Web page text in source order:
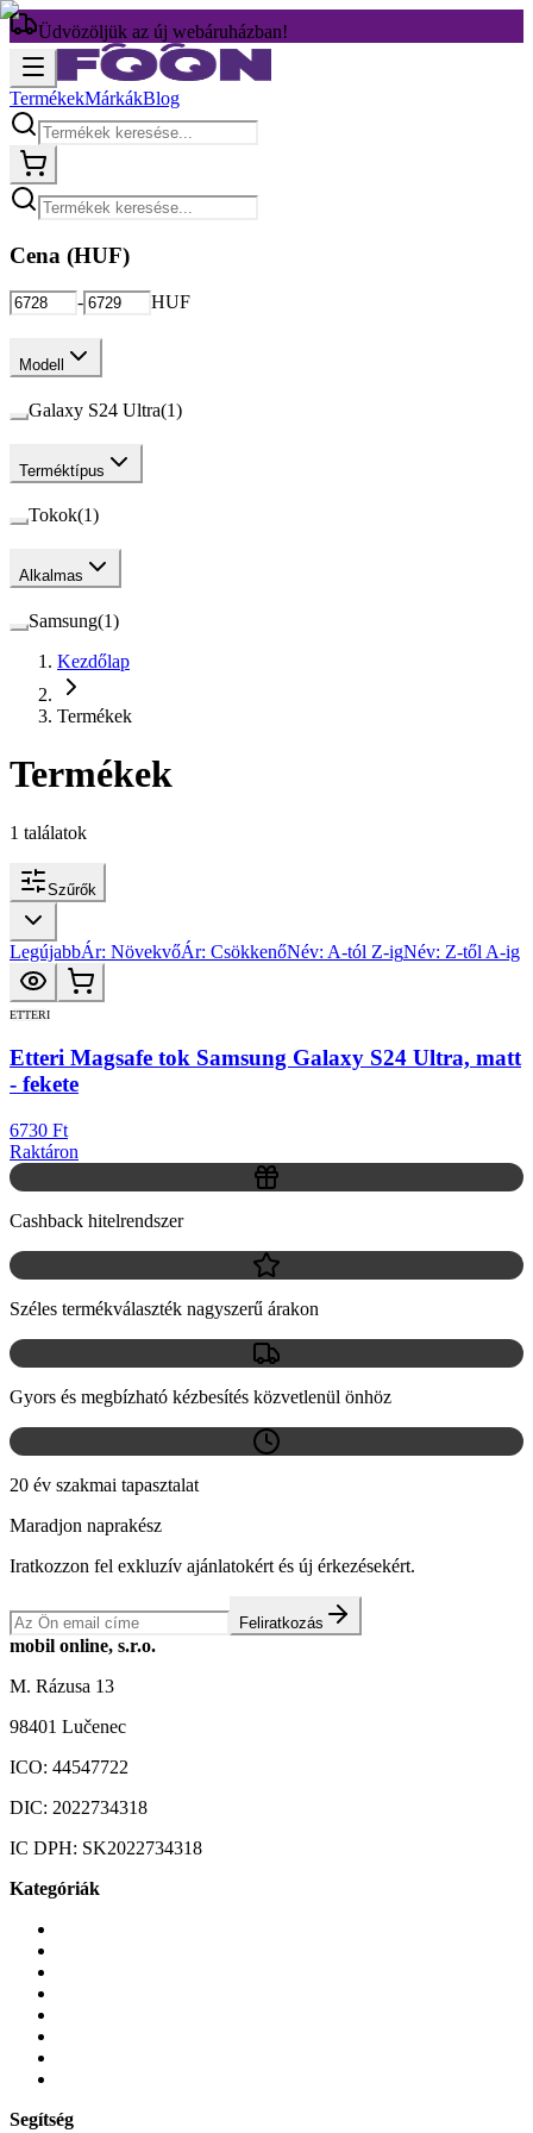
Üdvözöljük az új webáruházban!
TermékekMárkákBlog
Cena (HUF)
- HUF
Modell
Galaxy S24 Ultra(1)
Terméktípus
Tokok(1)
Alkalmas
Samsung(1)
Kezdőlap
Termékek
Termékek
1 találatok
Szűrők
LegújabbÁr: NövekvőÁr: CsökkenőNév: A-tól Z-igNév: Z-től A-ig
ETTERI
Etteri Magsafe tok Samsung Galaxy S24 Ultra, matt
- fekete
6730 Ft
Raktáron
Cashback hitelrendszer
Széles termékválaszték nagyszerű árakon
Gyors és megbízható kézbesítés közvetlenül önhöz
20 év szakmai tapasztalat
Maradjon naprakész
Iratkozzon fel exkluzív ajánlatokért és új érkezésekért.
Feliratkozás
mobil online, s.r.o.
M. Rázusa 13
98401 Lučenec
ICO: 44547722
DIC: 2022734318
IC DPH: SK2022734318
Kategóriák
Segítség